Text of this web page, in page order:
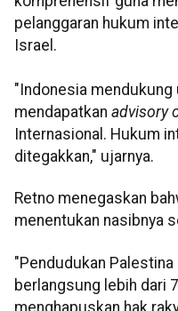
pelanggaran hukum
Israel.
"Indonesia mendukung
mendapatkan advisory
Internasional. Hukum
ditegakkan," ujarnya.
Retno menegaskan
menentukan nasibnya
"Pendudukan
berlangsung lebih dari
menghapuskan hak